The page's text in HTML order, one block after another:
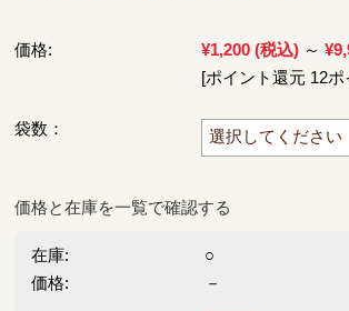
価格: ¥1,200 (税込) ～
[ポイント還元 12
袋数：
価格と在庫を一覧で確認する
在庫:
○
価格:
－